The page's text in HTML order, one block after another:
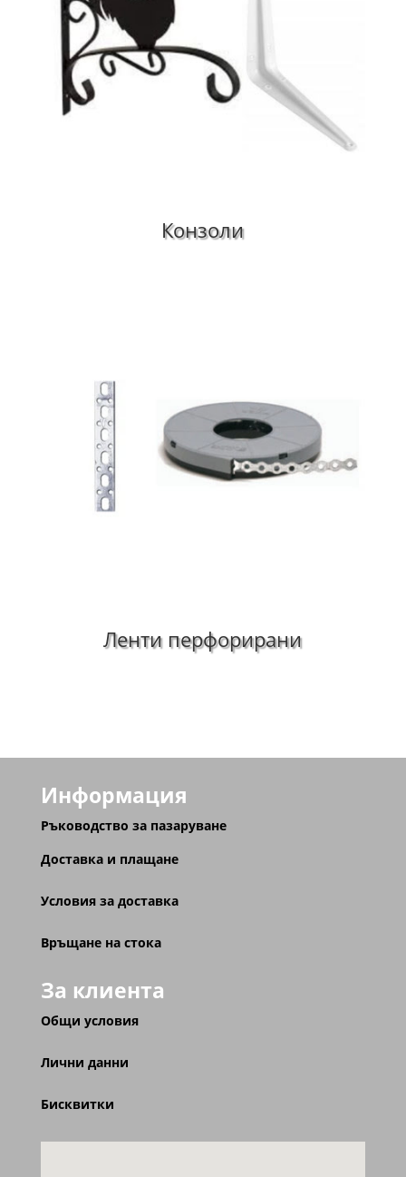
Конзоли
Ленти перфорирани
Информация
Ръководство за пазаруване
Доставка и плащане
Условия за доставка
Връщане на стока
За клиента
Общи условия
Лични данни
Бисквитки